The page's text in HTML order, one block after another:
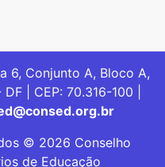
6, Conjunto A, Bloco A,
| CEP: 70.316-100 |
© 2026 Conselho
de Educação